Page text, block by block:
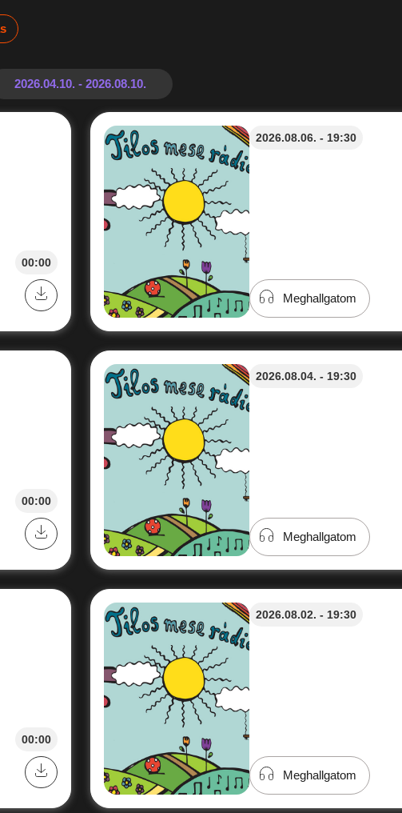
00:00
2026.08.06. - 19:30
Meghallgatom
00:00
2026.08.04. - 19:30
Meghallgatom
00:00
2026.08.02. - 19:30
Meghallgatom